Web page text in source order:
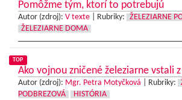
Pomôžme tým, ktorí to potrebujú
Autor (zdroj): V texte Rubriky:
ŽELEZIARNE
ŽELEZIARNE DOMA
TOP
Ako vojnou zničené železiarne vstali
Autor (zdroj): Mgr. Petra Motyčková Rubriky:
PODBREZOVÁ
HISTÓRIA